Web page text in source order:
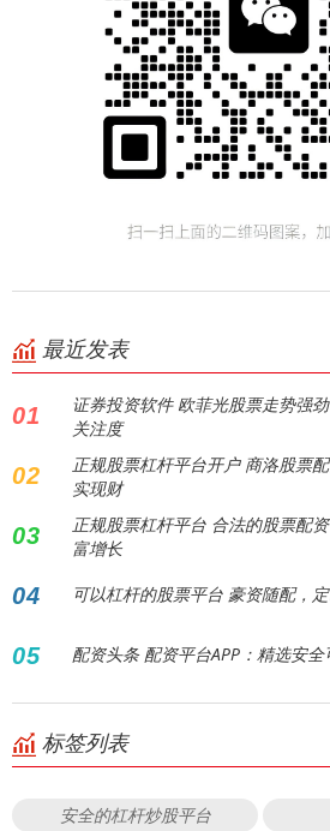
最近发表
01
证券投资软件 欧菲光股票走势强
关注度
02
正规股票杠杆平台开户 商洛股票
实现财
03
正规股票杠杆平台 合法的股票配
富增长
04 可以杠杆的股票平台 豪资随配，
05 配资头条 配资平台APP：精选安
标签列表
安全的杠杆炒股平台